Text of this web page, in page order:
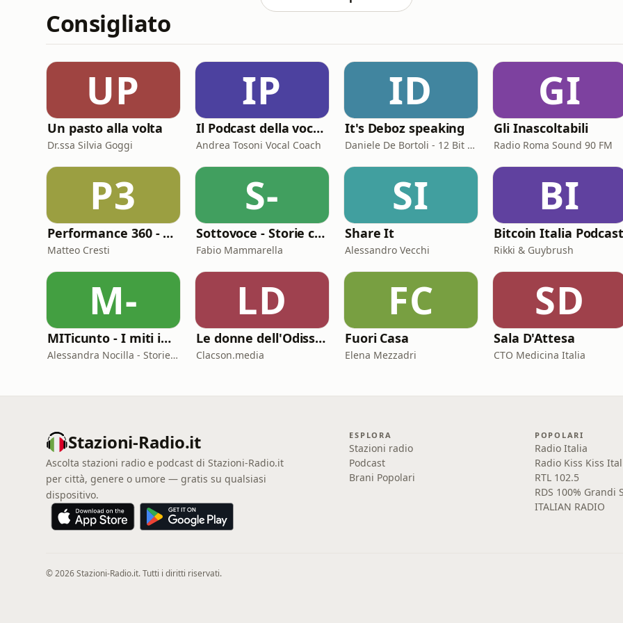
Consigliato
UP
Un pasto alla volta
Dr.ssa Silvia Goggi
IP
Il Podcast della voce e del canto
Andrea Tosoni Vocal Coach
ID
It's Deboz speaking
Daniele De Bortoli - 12 Bit Retrogaming Trieste
GI
Gli Inascoltabili
Radio Roma Sound 90 FM
P3
Performance 360 - Prestazione e Benessere
Matteo Cresti
S-
Sottovoce - Storie criminali
Fabio Mammarella
SI
Share It
Alessandro Vecchi
BI
Bitcoin Italia
Rikki & Guybrush
M-
MITicunto - I miti in prima persona
Alessandra Nocilla - Storielibere.fm
LD
Le donne dell'Odissea
Clacson.media
FC
Fuori Casa
Elena Mezzadri
SD
Sala D'Attesa
CTO Medicina Italia
Stazioni-Radio.it
Ascolta stazioni radio e podcast di Stazioni-Radio.it
per città, genere o umore — gratis su qualsiasi
dispositivo.
ESPLORA
Stazioni radio
Podcast
Brani Popolari
POPOLARI
Radio Italia
Radio Kiss Kiss
RTL 102.5
RDS 100% Grandi
ITALIAN RADIO
© 2026 Stazioni-Radio.it. Tutti i diritti riservati.